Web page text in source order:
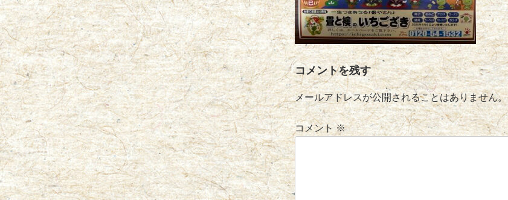
コメントを残す
メールアドレスが公開されることはありません。
コメント※